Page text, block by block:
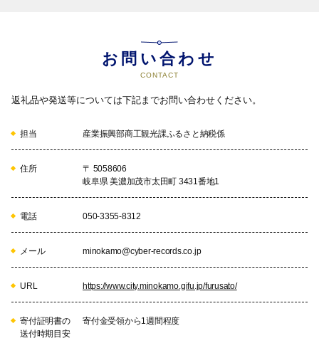
お問い合わせ
CONTACT
返礼品や発送等については下記までお問い合わせください。
担当 産業振興部商工観光課ふるさと納税係
住所
〒 5058606
岐阜県 美濃加茂市太田町 3431番地1
電話 050-3355-8312
メール minokamo@cyber-records.co.jp
URL https://www.city.minokamo.gifu.jp/furusato/
寄付証明書の
送付時期目安
寄付金受領から1週間程度